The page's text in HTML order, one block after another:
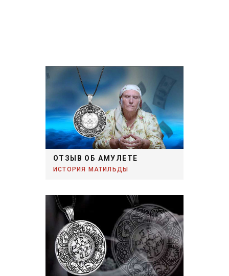
ОТЗЫВ ОБ АМУЛЕТЕ
ИСТОРИЯ МАТИЛЬДЫ